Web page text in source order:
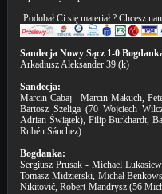
Podobał Ci się materiał ? Chcesz
Sandecja Nowy Sącz 1-0
Arkadiusz Aleksander 39 (k)
Sandecja:
Marcin Cabaj - Marcin Makuch,
Bartosz Szeliga (70 Wojciech
Adrian Świątek), Filip Burkhardt,
Rubén Sánchez).
Bogdanka:
Sergiusz Prusak - Michael
Tomasz Midzierski, Michał
Nikitović, Robert Mandrysz (56